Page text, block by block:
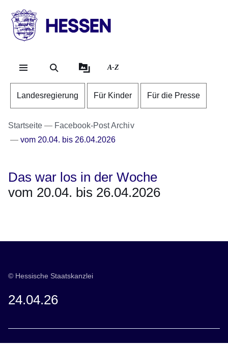
HESSEN
Landesregierung
A-Z
Landesregierung Für Kinder Für die Presse
Startseite
Facebook-Post Archiv
vom 20.04. bis 26.04.2026
Das war los in der Woche
vom 20.04. bis 26.04.2026
© Hessische Staatskanzlei
24.04.26